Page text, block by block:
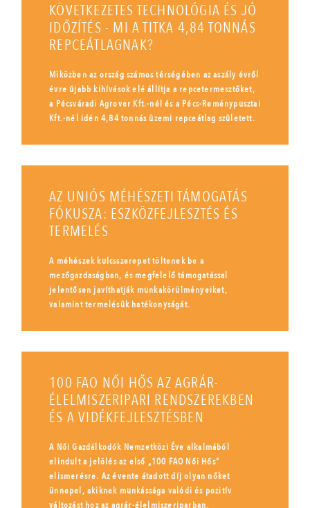
KÖVETKEZETES TECHNOLÓGIA ÉS JÓ
IDŐZÍTÉS - MI A TITKA 4,84 TONNÁS
REPCEÁTLAGNAK?
Miközben az ország számos térségében az aszály évről
évre újabb kihívások elé állítja a repcetermesztőket,
a Pécsváradi Agrover Kft.-nél és a Pécs-Reménypusztai
Kft.-nél idén 4,84 tonnás üzemi repceátlag született.
AZ UNIÓS MÉHÉSZETI TÁMOGATÁS
FÓKUSZA: ESZKÖZFEJLESZTÉS ÉS
TERMELÉS
A méhészek kulcsszerepet töltenek be a
mezőgazdaságban, és megfelelő támogatással
jelentősen javíthatják munkakörülményeiket,
valamint termelésük hatékonyságát.
100 FAO NŐI HŐS AZ AGRÁR-
ÉLELMISZERIPARI RENDSZEREKBEN
ÉS A VIDÉKFEJLESZTÉSBEN
A Női Gazdálkodók Nemzetközi Éve alkalmából
elindult a jelölés az első „100 FAO Női Hős”
elismerésre. Az évente átadott díj olyan nőket
ünnepel, akiknek munkássága valódi és pozitív
változást hoz az agrár-élelmiszeriparban.